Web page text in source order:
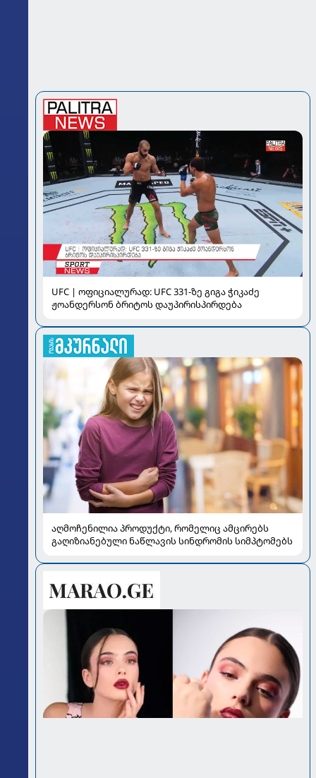
UFC | ოფიციალურად: UFC 331-ზე გიგა ჭიკაძე
ჟოანდერსონ ბრიტოს დაუპირისპირდება
აღმოჩენილია პროდუქტი, რომელიც ამცირებს
გაღიზიანებული ნაწლავის სინდრომის სიმპტომებს